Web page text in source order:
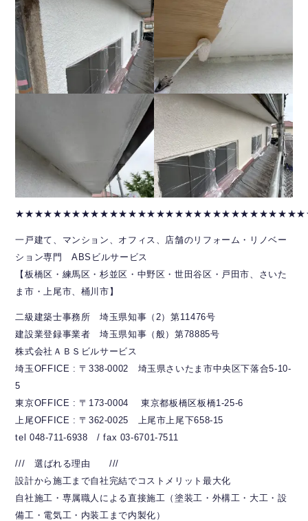
一戸建て、マンション、オフィス、店舗のリフォーム・リノベー
ション専門 ABSビルサービス
【板橋区・練馬区・杉並区・中野区・世田谷区・戸田市、さいた
ま市・上尾市、桶川市】
二級建築士事務所 埼玉県知事（2）第11476号
建設業登録事業者 埼玉県知事（般）第78885号
株式会社ＡＢＳビルサービス
埼玉OFFICE : 〒338-0002 埼玉県さいたま市中央区下落合5-10-
5
東京OFFICE : 〒173-0004 東京都板橋区板橋1-25-6
上尾OFFICE : 〒362-0025 上尾市上尾下658-15
tel 048-711-6938 / fax 03-6701-7511
/// 選ばれる理由 ///
設計から施工まで自社完結でコストメリット最大化
自社施工・専属職人による直接施工（塗装工・外構工・大工・設
備工・電気工・内装工まで内製化）